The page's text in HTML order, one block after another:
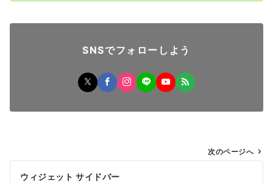
SNSでフォローしよう
稿
次のページへ
ウィジェット サイドバー